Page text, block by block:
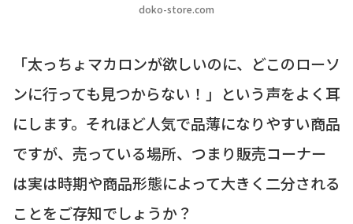
doko-store.com
「太っちょマカロンが欲しいのに、どこのローソ
ンに行っても見つからない！」という声をよく耳
にします。それほど人気で品薄になりやすい商品
ですが、売っている場所、つまり販売コーナー
は実は時期や商品形態によって大きく二分される
ことをご存知でしょうか？